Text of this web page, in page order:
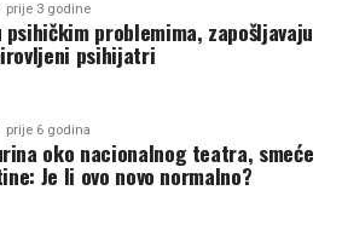
prije 3 godine
psihičkim problemima, zapošljavaju
psihijatri
prije 6 godina
oko nacionalnog teatra, smeće
Je li ovo novo normalno?